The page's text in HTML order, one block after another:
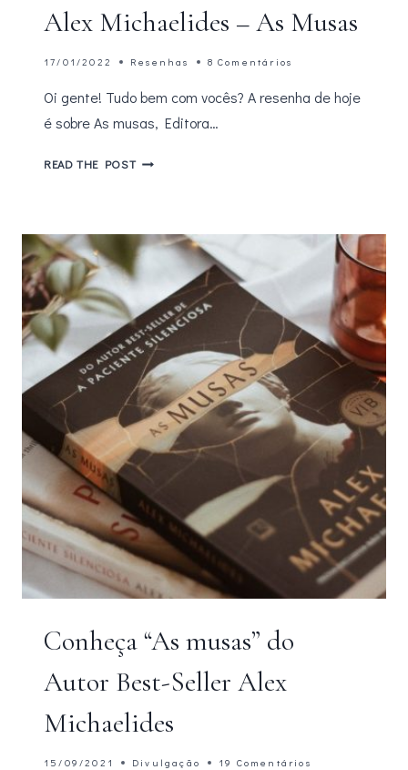
Alex Michaelides – As Musas
17/01/2022 Resenhas 8 Comentários
Oi gente! Tudo bem com vocês? A resenha de hoje
é sobre As musas, Editora…
READ THE POSTALEX
MUSAS
Conheça “As musas” do
Autor Best-Seller Alex
Michaelides
15/09/2021 Divulgação 19 Comentários